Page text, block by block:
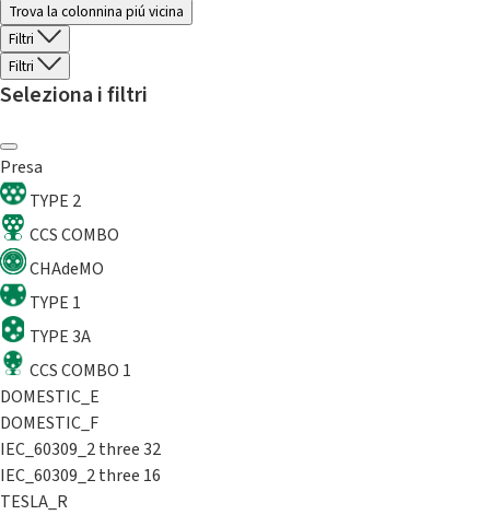
Trova la colonnina piú vicina
Filtri
Filtri
Seleziona i filtri
Presa
TYPE 2
CCS COMBO
CHAdeMO
TYPE 1
TYPE 3A
CCS COMBO 1
DOMESTIC_E
DOMESTIC_F
IEC_60309_2 three 32
IEC_60309_2 three 16
TESLA_R